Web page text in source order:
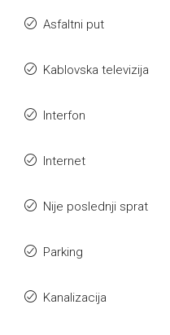
Asfaltni put
Kablovska televizija
Interfon
Internet
Nije poslednji sprat
Parking
Kanalizacija